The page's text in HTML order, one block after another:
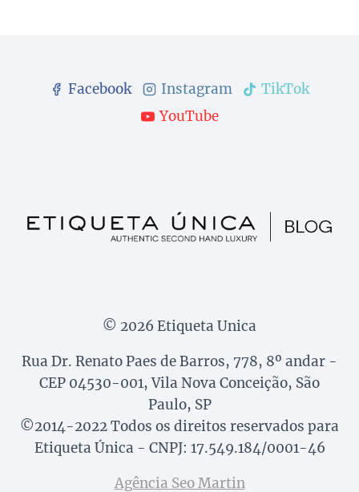
Facebook Instagram
TikTok
YouTube
© 2026 Etiqueta Unica
Rua Dr. Renato Paes de Barros, 778, 8º andar -
CEP 04530-001, Vila Nova Conceição, São
Paulo, SP
©2014-2022 Todos os direitos reservados para
Etiqueta Única - CNPJ: 17.549.184/0001-46
Agência Seo Martin